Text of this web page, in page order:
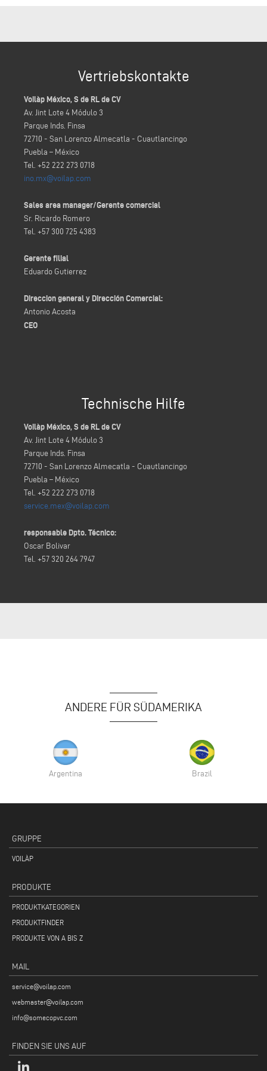
Vertriebskontakte
Voilàp México, S de RL de CV
Av. Jint Lote 4 Módulo 3
Parque Inds. Finsa
72710 - San Lorenzo Almecatla - Cuautlancingo
Puebla – México
Tel. +52 222 273 0718
ino.mx@voilap.com
Sales area manager/Gerente comercial
Sr. Ricardo Romero
Tel. +57 300 725 4383
Gerente filial
Eduardo Gutierrez
Direccion general y Dirección Comercial:
Antonio Acosta
CEO
Technische Hilfe
Voilàp México, S de RL de CV
Av. Jint Lote 4 Módulo 3
Parque Inds. Finsa
72710 - San Lorenzo Almecatla - Cuautlancingo
Puebla – México
Tel. +52 222 273 0718
service.mex@voilap.com
responsable Dpto. Técnico:
Oscar Bolivar
Tel. +57 320 264 7947
ANDERE FÜR SÜDAMERIKA
Argentina Brazil
GRUPPE
VOILÀP
PRODUKTE
PRODUKTKATEGORIEN
PRODUKTFINDER
PRODUKTE VON A BIS Z
MAIL
service@voilap.com
webmaster@voilap.com
info@somecopvc.com
FINDEN SIE UNS AUF